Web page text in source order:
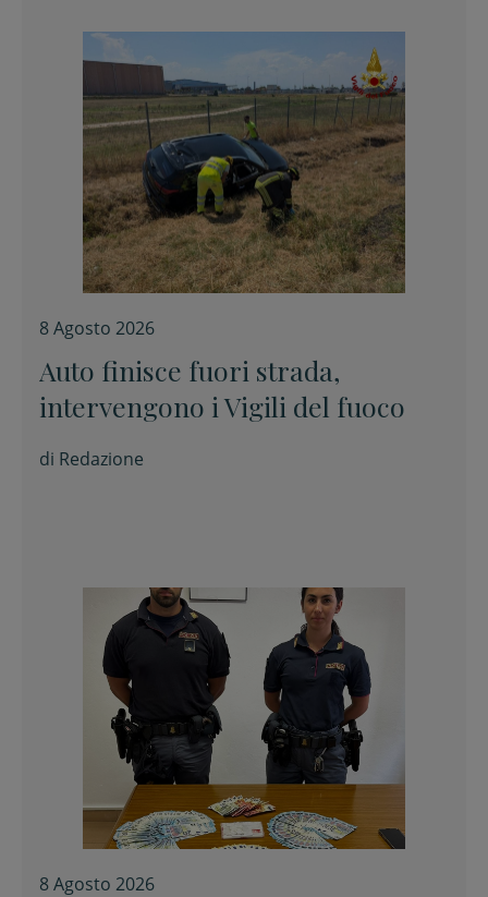
8 Agosto 2026
Auto finisce fuori strada,
intervengono i Vigili del fuoco
di Redazione
8 Agosto 2026